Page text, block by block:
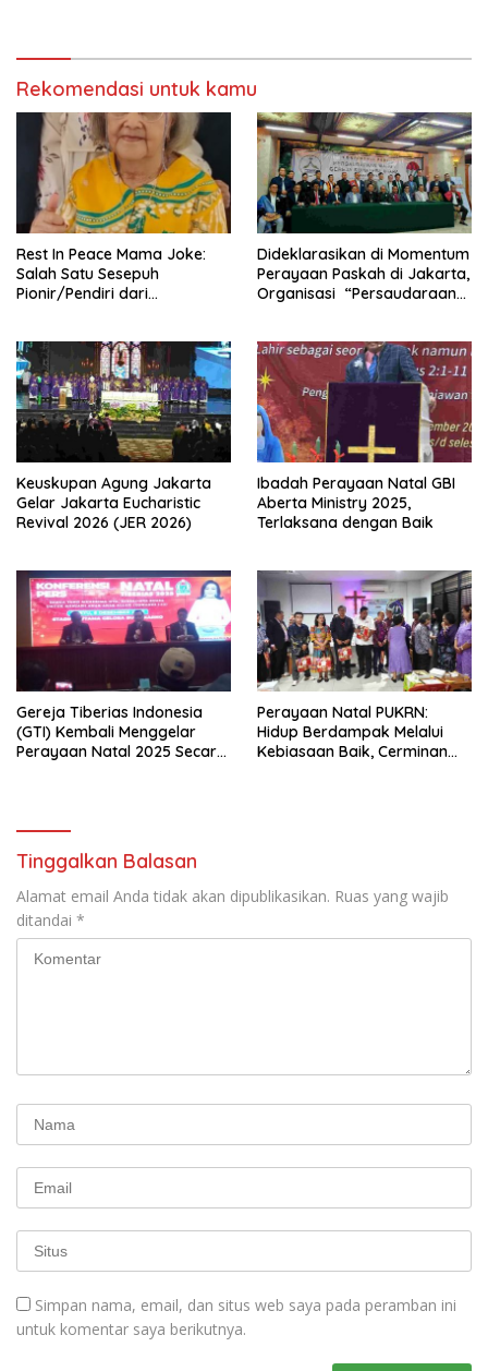
Rekomendasi untuk kamu
Rest In Peace Mama Joke:
Salah Satu Sesepuh
Pionir/Pendiri dari
Indonesia Jemaat Pancaran
Kasih Allah.
Dideklarasikan di Momentum
Perayaan Paskah di Jakarta,
Organisasi “Persaudaraan
Menjadi Wadah
Kebersamaan Lintas
Denominasi untuk
Menghimpun Potensi Warga
Gereja Diaspora untuk
Menjawab Tantangan Sosial
Keuskupan Agung Jakarta
Gelar Jakarta Eucharistic
Revival 2026 (JER 2026)
Ibadah Perayaan Natal GBI
Aberta Ministry 2025,
Terlaksana dengan Baik
Gereja Tiberias Indonesia
(GTI) Kembali Menggelar
Perayaan Natal 2025 Secara
Perayaan Natal PUKRN:
Hidup Berdampak Melalui
Kebiasaan Baik, Cerminan
Tinggalkan Balasan
Alamat email Anda tidak akan dipublikasikan. Ruas yang wajib
ditandai *
Simpan nama, email, dan situs web saya pada peramban ini
untuk komentar saya berikutnya.